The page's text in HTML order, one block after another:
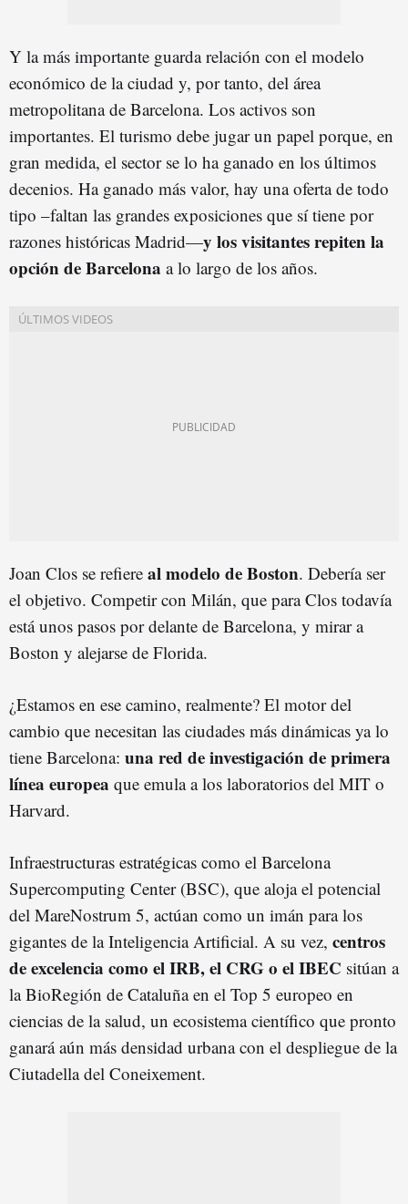
Y la más importante guarda relación con el modelo
económico de la ciudad y, por tanto, del área
metropolitana de Barcelona. Los activos son
importantes. El turismo debe jugar un papel porque, en
gran medida, el sector se lo ha ganado en los últimos
decenios. Ha ganado más valor, hay una oferta de todo
tipo –faltan las grandes exposiciones que sí tiene por
razones históricas Madrid—y los visitantes repiten la
opción de Barcelona a lo largo de los años.
Joan Clos se refiere al modelo de Boston. Debería ser
el objetivo. Competir con Milán, que para Clos todavía
está unos pasos por delante de Barcelona, y mirar a
Boston y alejarse de Florida.
¿Estamos en ese camino, realmente? El motor del
cambio que necesitan las ciudades más dinámicas ya lo
tiene Barcelona: una red de investigación de primera
línea europea que emula a los laboratorios del MIT o
Harvard.
Infraestructuras estratégicas como el Barcelona
Supercomputing Center (BSC), que aloja el potencial
del MareNostrum 5, actúan como un imán para los
gigantes de la Inteligencia Artificial. A su vez, centros
de excelencia como el IRB, el CRG o el IBEC sitúan a
la BioRegión de Cataluña en el Top 5 europeo en
ciencias de la salud, un ecosistema científico que pronto
ganará aún más densidad urbana con el despliegue de la
Ciutadella del Coneixement.